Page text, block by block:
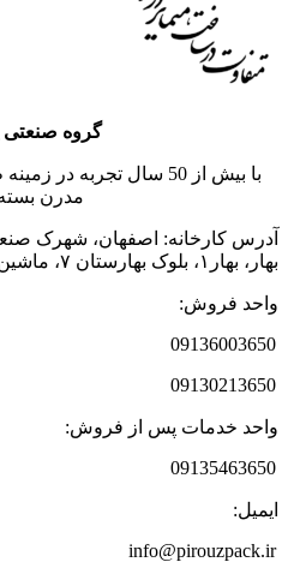
گروه صنعتی
با بیش از 50 سال تجربه
مدرن
آدرس کارخانه: اصفهان، شهرک
بهار، بهار‌‌۱‌، بلوک بهارستان ۷‌، ماشین سازی پیروزپک
واحد فروش:
09136003650
09130213650
واحد خدمات پس از فروش:
09135463650
ایمیل:
info@pirouzpack.ir